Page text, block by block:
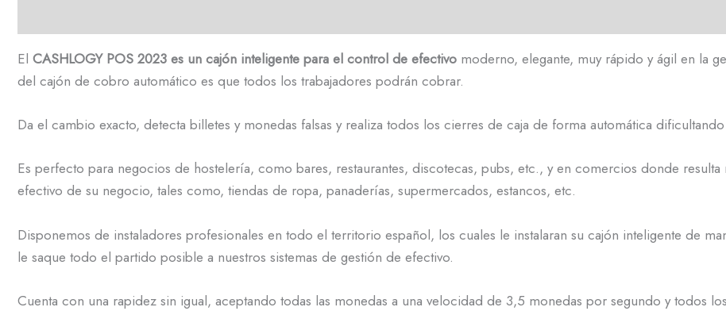
El CASHLOGY POS 2023 es un cajón inteligente para el control de efectivo moderno, elegante, muy rápido y ágil en la
del cajón de cobro automático es que todos los trabajadores podrán cobrar.
Da el cambio exacto, detecta billetes y monedas falsas y realiza todos los cierres de caja de forma automática
Es perfecto para negocios de hostelería, como bares, restaurantes, discotecas, pubs, etc., y en comercios donde
efectivo de su negocio, tales como, tiendas de ropa, panaderías, supermercados, estancos, etc.
Disponemos de instaladores profesionales en todo el territorio español, los cuales le instalaran su cajón inteligente de
le saque todo el partido posible a nuestros sistemas de gestión de efectivo.
Cuenta con una rapidez sin igual, aceptando todas las monedas a una velocidad de 3,5 monedas por segundo y todos